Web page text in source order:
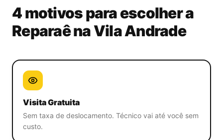
4 motivos para escolher a
Reparaêna Vila Andrade
Visita Gratuita
Sem taxa de deslocamento. Técnico vai até você sem
custo.